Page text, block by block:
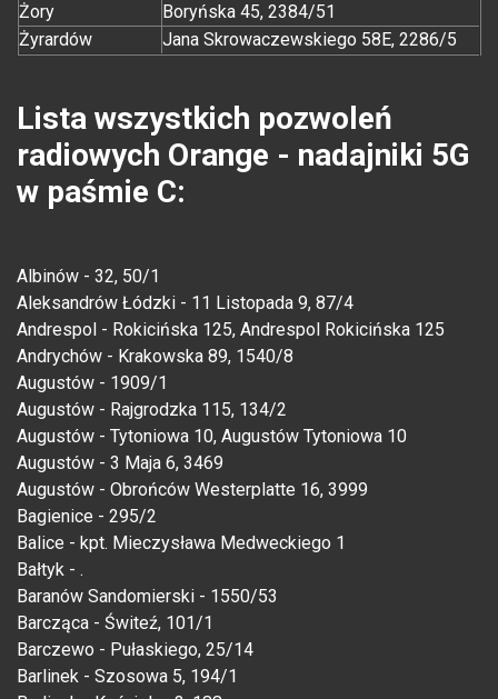
Żory
Boryńska 45, 2384/51
Żyrardów
Jana Skrowaczewskiego 58E, 2286/5
Lista wszystkich pozwoleń
radiowych Orange - nadajniki 5G
w paśmie C:
Albinów - 32, 50/1
Aleksandrów Łódzki - 11 Listopada 9, 87/4
Andrespol - Rokicińska 125, Andrespol Rokicińska 125
Andrychów - Krakowska 89, 1540/8
Augustów - 1909/1
Augustów - Rajgrodzka 115, 134/2
Augustów - Tytoniowa 10, Augustów Tytoniowa 10
Augustów - 3 Maja 6, 3469
Augustów - Obrońców Westerplatte 16, 3999
Bagienice - 295/2
Balice - kpt. Mieczysława Medweckiego 1
Bałtyk - .
Baranów Sandomierski - 1550/53
Barcząca - Świteź, 101/1
Barczewo - Pułaskiego, 25/14
Barlinek - Szosowa 5, 194/1